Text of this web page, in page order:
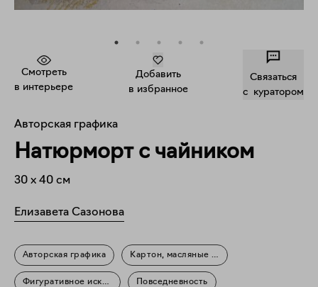
Смотреть
в интерьере
Добавить
в избранное
Связаться
c куратором
Авторская графика
Натюрморт с чайником
30 x 40 см
Елизавета Сазонова
Авторская графика Картон, масляные мелки
Фигуративное искусство Повседневность